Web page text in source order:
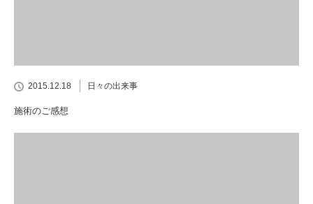
2015.12.18 日々の出来事
施術のご感想